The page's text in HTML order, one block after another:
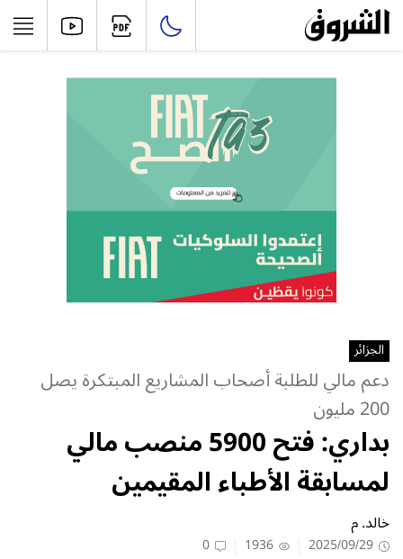
الجزائر
دعم مالي للطلبة أصحاب المشاريع المبتكرة يصل
200 مليون
بداري: فتح 5900 منصب مالي
لمسابقة الأطباء المقيمين
خالد. م
2025/09/29
1936
0